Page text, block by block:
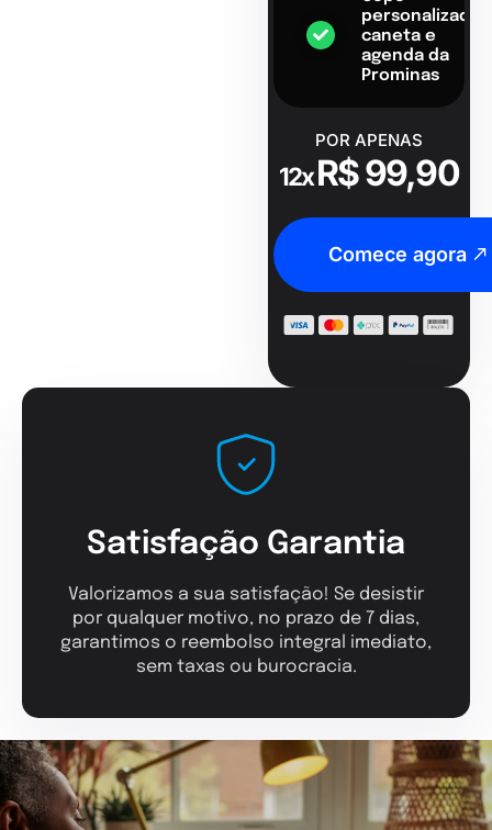
personalizado,
caneta e
agenda da
Prominas
POR APENAS
12xR$ 99,90
Comece agora
Satisfação Garantia
Valorizamos a sua satisfação! Se desistir
por qualquer motivo, no prazo de 7 dias,
garantimos o reembolso integral imediato,
sem taxas ou burocracia.